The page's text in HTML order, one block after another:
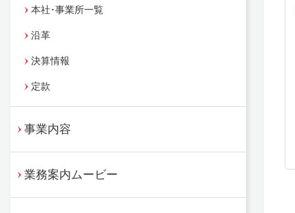
本社･事業所一覧
沿革
決算情報
定款
事業内容
業務案内ムービー